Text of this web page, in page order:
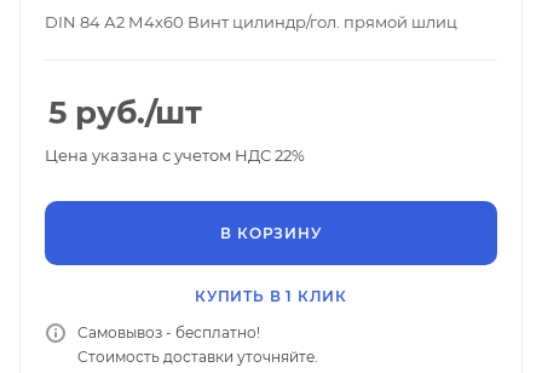
DIN 84 А2 М4х60 Винт цилиндр/гол. прямой шлиц
5 руб./шт
Цена указана с учетом НДС 22%
В КОРЗИНУ
КУПИТЬ В 1 КЛИК
Самовывоз - бесплатно!
Стоимость доставки уточняйте.